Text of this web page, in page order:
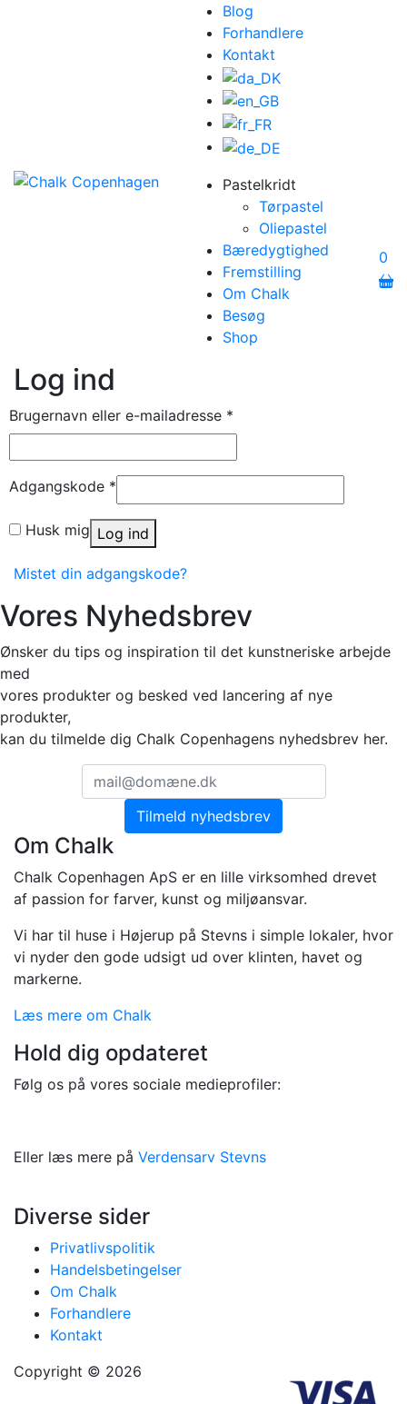
Blog
Forhandlere
Kontakt
Pastelkridt
Tørpastel
Oliepastel
Bæredygtighed
Fremstilling
Om Chalk
Besøg
Shop
0
Log ind
Brugernavn eller e-mailadresse *
Adgangskode *
Husk mig Log ind
Mistet din adgangskode?
Vores Nyhedsbrev
Ønsker du tips og inspiration til det kunstneriske arbejde
med
vores produkter og besked ved lancering af nye
produkter,
kan du tilmelde dig Chalk Copenhagens nyhedsbrev her.
Om Chalk
Chalk Copenhagen ApS er en lille virksomhed drevet
af passion for farver, kunst og miljøansvar.
Vi har til huse i Højerup på Stevns i simple lokaler, hvor
vi nyder den gode udsigt ud over klinten, havet og
markerne.
Læs mere om Chalk
Hold dig opdateret
Følg os på vores sociale medieprofiler:
Eller læs mere på Verdensarv Stevns
Diverse sider
Privatlivspolitik
Handelsbetingelser
Om Chalk
Forhandlere
Kontakt
Copyright © 2026